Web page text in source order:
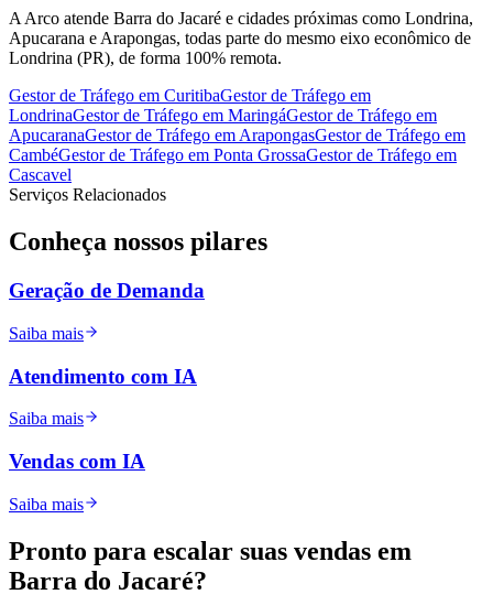
A Arco atende Barra do Jacaré e cidades próximas como Londrina,
Apucarana e Arapongas, todas parte do mesmo eixo econômico de
Londrina (PR), de forma 100% remota.
Gestor de Tráfego em CuritibaGestor de Tráfego em
LondrinaGestor de Tráfego em MaringáGestor de Tráfego em
ApucaranaGestor de Tráfego emArapongasGestor de Tráfego em
CambéGestor de Tráfego em Ponta GrossaGestor de Tráfego em
Cascavel
Serviços Relacionados
Conheça nossos pilares
Geração de Demanda
Saiba mais
Atendimento com IA
Saiba mais
Vendas com IA
Saiba mais
Pronto para escalar suas vendas em
Barra do Jacaré?